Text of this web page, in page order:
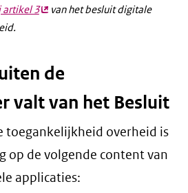
artikel 3(externe
van het besluit digitale
de
valt van het Besluit
toegankelijkheid overheid is
op de volgende content van
applicaties: